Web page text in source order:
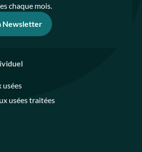
chaque mois.
Newsletter
usées
usées traitées